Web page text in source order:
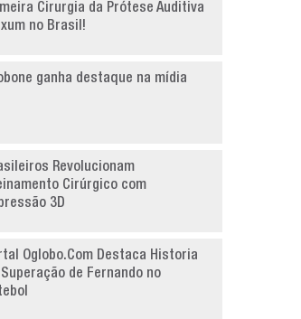
Cirurgia da Prótese Auditiva
no Brasil!
ganha destaque na mídia
Revolucionam
Cirúrgico com
3D
Oglobo.Com Destaca Historia
de Fernando no